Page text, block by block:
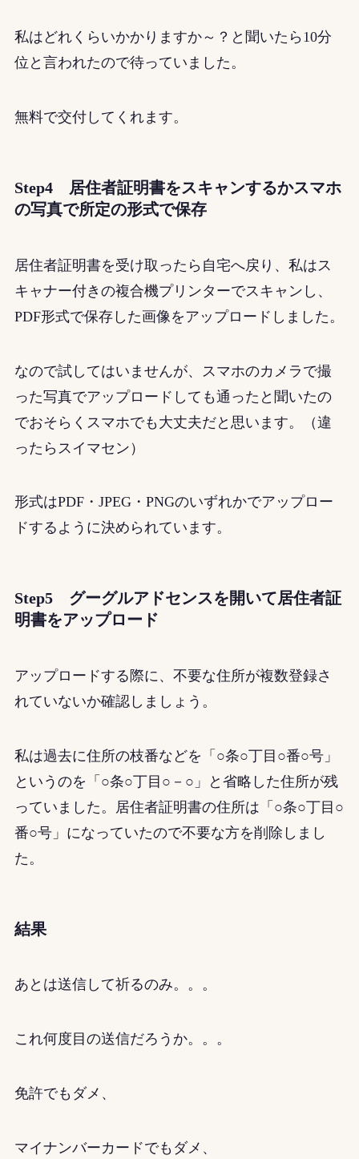
私はどれくらいかかりますか～？と聞いたら10分
位と言われたので待っていました。
無料で交付してくれます。
Step4 居住者証明書をスキャンするかスマホ
の写真で所定の形式で保存
居住者証明書を受け取ったら自宅へ戻り、私はス
キャナー付きの複合機プリンターでスキャンし、
PDF形式で保存した画像をアップロードしました。
なので試してはいませんが、スマホのカメラで撮
った写真でアップロードしても通ったと聞いたの
でおそらくスマホでも大丈夫だと思います。（違
ったらスイマセン）
形式はPDF・JPEG・PNGのいずれかでアップロー
ドするように決められています。
Step5 グーグルアドセンスを開いて居住者証
明書をアップロード
アップロードする際に、不要な住所が複数登録さ
れていないか確認しましょう。
私は過去に住所の枝番などを「○条○丁目○番○号」
というのを「○条○丁目○－○」と省略した住所が残
っていました。居住者証明書の住所は「○条○丁目○
番○号」になっていたので不要な方を削除しまし
た。
結果
あとは送信して祈るのみ。。。
これ何度目の送信だろうか。。。
免許でもダメ、
マイナンバーカードでもダメ、